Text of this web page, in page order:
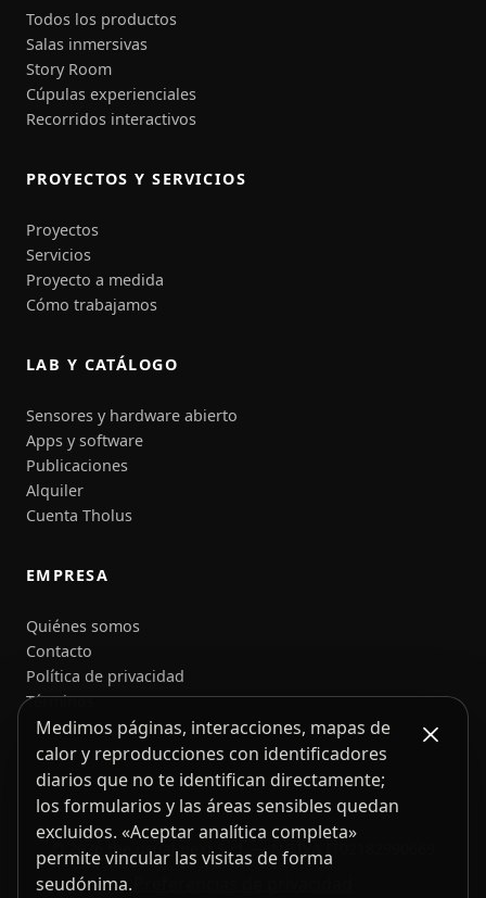
Todos los productos
Salas inmersivas
Story Room
Cúpulas experienciales
Recorridos interactivos
PROYECTOS Y SERVICIOS
Proyectos
Servicios
Proyecto a medida
Cómo trabajamos
LAB Y CATÁLOGO
Sensores y hardware abierto
Apps y software
Publicaciones
Alquiler
Cuenta Tholus
EMPRESA
Quiénes somos
Contacto
Política de privacidad
Términos
© 2026 the usual neXt S.r.l. — N.º IVA IT02182990669
Medimos páginas, interacciones, mapas de
calor y reproducciones con identificadores
diarios que no te identifican directamente;
los formularios y las áreas sensibles quedan
excluidos. «Aceptar analítica completa»
permite vincular las visitas de forma
seudónima.